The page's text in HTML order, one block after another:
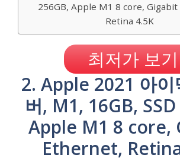
256GB, Apple M1 8 core,
Retina 4.5K
최저가 보기
2. Apple 2021 아이
버, M1, 16GB,
Apple M1 8 core,
Ethernet,